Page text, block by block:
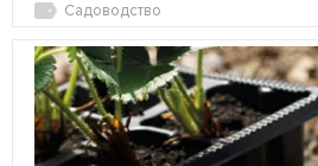
Садоводство